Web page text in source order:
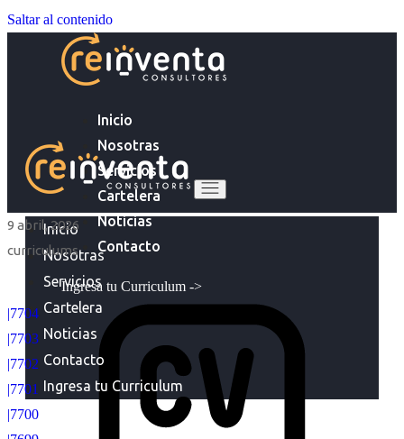
Saltar al contenido
Inicio
Nosotras
Servicios
Cartelera
Noticias
Contacto
Ingresa tu Curriculum ->
Inicio
Nosotras
Servicios
Cartelera
Noticias
Contacto
Ingresa tu Curriculum
9 abril, 2026
curriculums
|7704
|7703
|7702
|7701
|7700